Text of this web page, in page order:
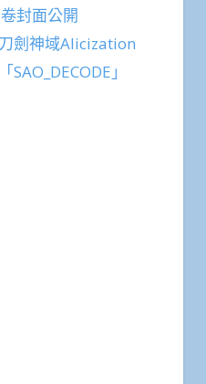
封面公開
劍神域Alicization
」